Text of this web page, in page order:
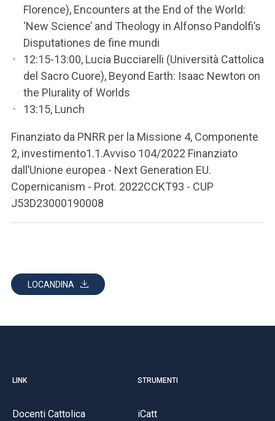
Florence), Encounters at the End of the World:
‘New Science’ and Theology in Alfonso Pandolfi’s
Disputationes de fine mundi
12:15-13:00, Lucia Bucciarelli (Università Cattolica
del Sacro Cuore), Beyond Earth: Isaac Newton on
the Plurality of Worlds
13:15, Lunch
Finanziato da PNRR per la Missione 4, Componente
2, investimento1.1.Avviso 104/2022 Finanziato
dall’Unione europea - Next Generation EU.
Copernicanism - Prot. 2022CCKT93 - CUP
J53D23000190008
LOCANDINA
LINK
Docenti Cattolica
STRUMENTI
iCatt